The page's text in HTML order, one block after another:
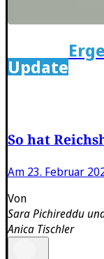
Update
So hat
Am 23. Februar
Von
Sara Pichireddu
Anica Tischler